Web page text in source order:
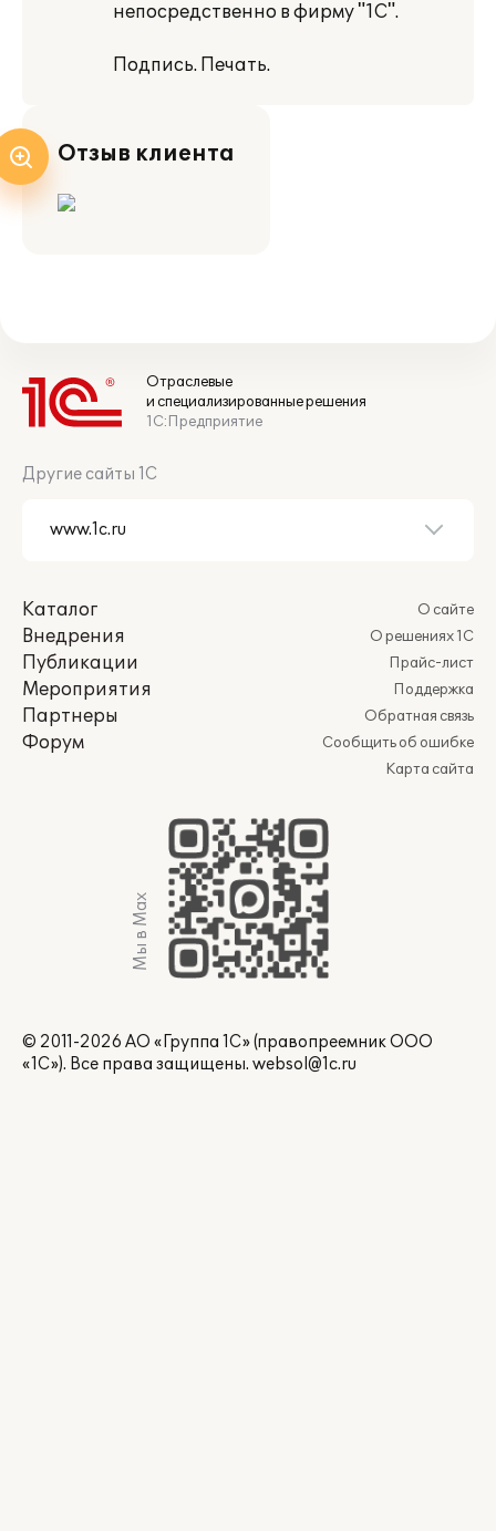
непосредственно в фирму "1С".
Подпись. Печать.
Отзыв клиента
Отраслевые
и специализированные решения
1С:Предприятие
Другие сайты 1С
Каталог
Внедрения
Публикации
Мероприятия
Партнеры
Форум
О сайте
О решениях 1С
Прайс-лист
Поддержка
Обратная связь
Сообщить об ошибке
Карта сайта
Мы в Max
© 2011-2026 АО «Группа 1С» (правопреемник ООО
«1С»). Все права защищены. websol@1c.ru